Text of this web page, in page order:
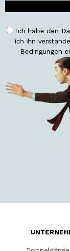
Ich habe den
ich ihn
Bedingungen